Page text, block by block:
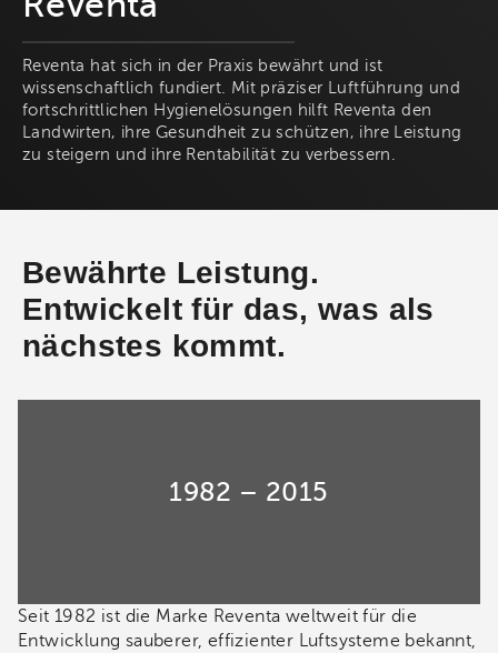
Reventa hat sich in der Praxis bewährt und ist
wissenschaftlich fundiert. Mit präziser Luftführung und
fortschrittlichen Hygienelösungen hilft Reventa den
Landwirten, ihre Gesundheit zu schützen, ihre Leistung
zu steigern und ihre Rentabilität zu verbessern.
Bewährte Leistung.
Entwickelt für das, was als
nächstes kommt.
1982 – 2015
Seit 1982 ist die Marke Reventa weltweit für die
Entwicklung sauberer, effizienter Luftsysteme bekannt,